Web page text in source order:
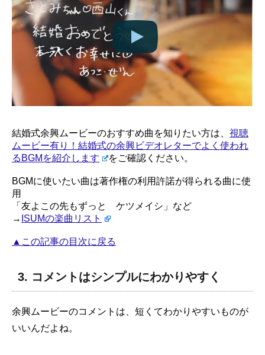
結婚式余興ムービーのおすすめ曲を知りたい方は、 視聴
ムービー有り！結婚式の余興ビデオレターでよく使われ
るBGMを紹介します
をご確認ください。
BGMに使いたい曲は著作権の利用許諾が得られる曲に使
用
「友よこの先もずっと ケツメイシ」など
→ ISUMの楽曲リスト
▲この記事の目次に戻る
3. コメントはシンプルにわかりやすく
余興ムービーのコメントは、短くてわかりやすいものが
いいんだよね。